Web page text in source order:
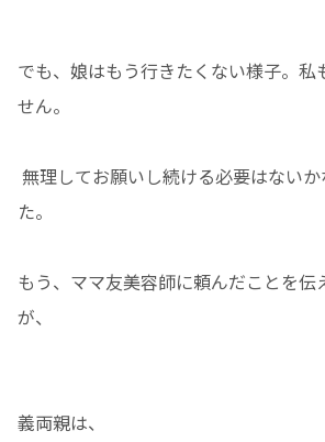
でも、娘はもう行きたくない様子。私
せん。
無理してお願いし続ける必要はない
た。
もう、ママ友美容師に頼んだことを伝
が、
義両親は、